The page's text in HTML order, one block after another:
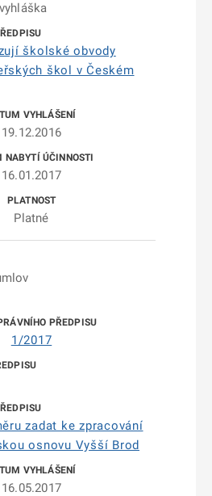
školské obvody
škol v Českém
19.12.2016
16.01.2017
Platné
1/2017
zadat ke zpracování
osnovu Vyšší Brod
16.05.2017